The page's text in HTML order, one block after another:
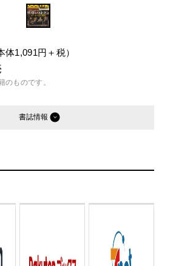
体1,091円＋税）
ものです。
書誌情報
A4判変型